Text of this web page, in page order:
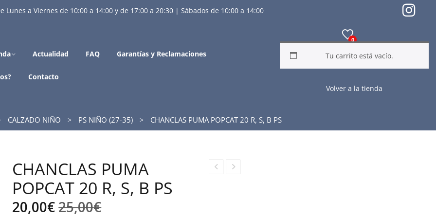
Lunes a Viernes de 10:00 a 14:00 y de 17:00 a 20:30 | Sábados de 10:00 a 14:00
Actualidad FAQ Garantías y Reclamaciones
Contacto
0
Tu carrito está vacío.
Volver a la tienda
CALZADO NIÑO PS NIÑO (27-35) CHANCLAS PUMA POPCAT 20 R, S, B PS
CHANCLAS PUMA
POPCAT 20 R, S, B PS
25,00€El
20,00€
El